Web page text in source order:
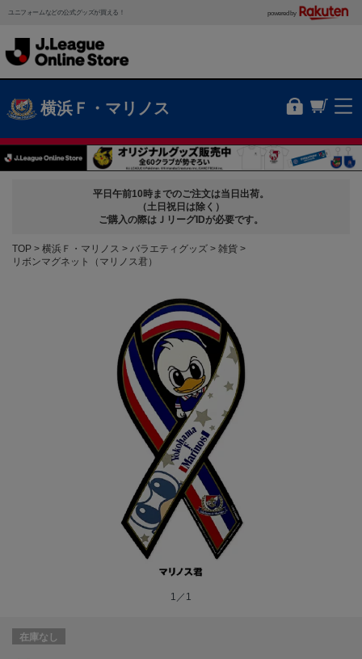
ユニフォームなどの公式グッズが買える！ powered by
横浜Ｆ・マリノス
平日午前10時までのご注文は当日出荷。
（土日祝日は除く）
ご購入の際はＪリーグIDが必要です。
TOP 横浜Ｆ・マリノス バラエティグッズ
雑貨
リボンマグネット（マリノス君）
1／1
在庫なし